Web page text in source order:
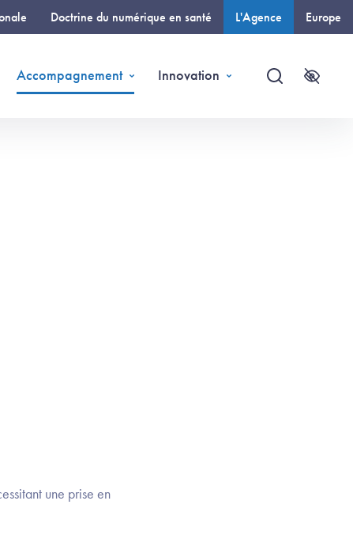
Doctrine du numérique en santé L'Agence Europe
Accompagnement Innovation
Recherche
une prise en